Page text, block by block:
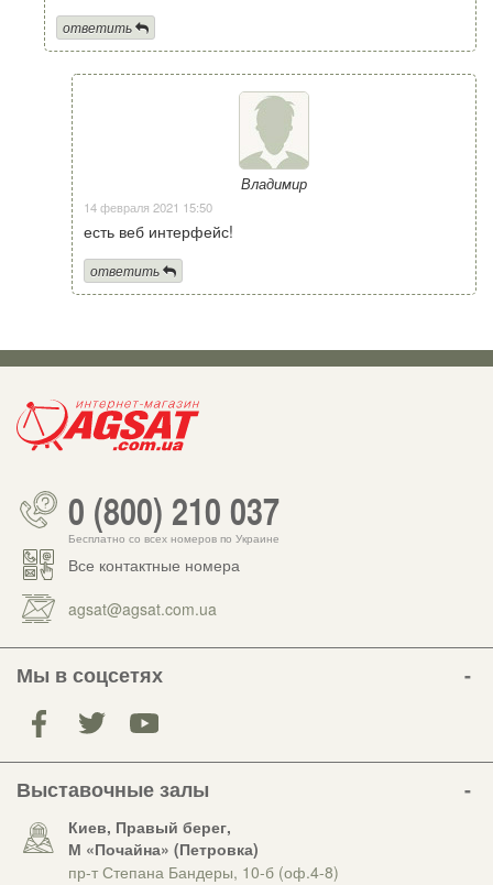
ответить
Владимир
14 февраля 2021 15:50
есть веб интерфейс!
ответить
0 (800) 210 037
Бесплатно со всех номеров по Украине
Все контактные номера
agsat@agsat.com.ua
Мы в соцсетях
Выставочные залы
Киев, Правый берег,
М «Почайна» (Петровка)
пр-т Степана Бандеры, 10-б (оф.4-8)